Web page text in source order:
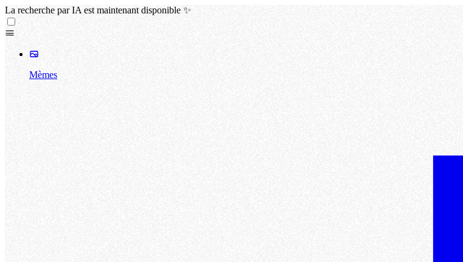
La recherche par IA est maintenant disponible ✨
Mèmes